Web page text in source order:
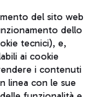
del sito web
dello
tecnici), e,
ai cookie
i contenuti
linea con le sue